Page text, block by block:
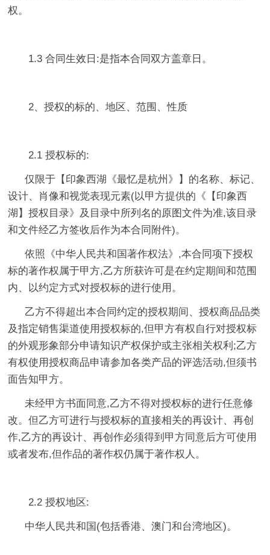
权。
1.3 合同生效日:是指本合同双方盖章日。
2、授权的标的、地区、范围、性质
2.1 授权标的:
仅限于【印象西湖《最忆是杭州》】的名称、标记、
设计、肖像和视觉表现元素(以甲方提供的《【印象西
湖】授权目录》及目录中所列名的原图文件为准,该目录
和文件经乙方签收后作为本合同附件)。
依照《中华人民共和国著作权法》,本合同项下授权
标的著作权属于甲方,乙方所获许可是在约定期间和范围
内、以约定方式对授权标的进行使用。
乙方不得超出本合同约定的授权期间、授权商品品类
及指定销售渠道使用授权标的,但甲方有权自行对授权标
的外观形象部分申请知识产权保护或主张相关权利;乙方
有权使用授权商品申请参加各类产品的评选活动,但须书
面告知甲方。
未经甲方书面同意,乙方不得对授权标的进行任意修
改。但乙方可进行与授权标的直接相关的再设计、再创
作,乙方的再设计、再创作必须得到甲方同意后方可使用
或者发布,但作品的著作权仍属于著作权人。
2.2 授权地区:
中华人民共和国(包括香港、澳门和台湾地区)。